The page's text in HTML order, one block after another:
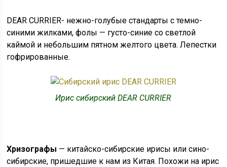
DEAR CURRIER- нежно-голубые стандарты с темно-
синими жилками, фолы — густо-синие со светлой
каймой и небольшим пятном желтого цвета. Лепестки
гофрированные.
Ирис сибирский DEAR CURRIER
Хризографы — китайско-сибирские ирисы или сино-
сибирские, пришедшие к нам из Китая. Похожи на ирис